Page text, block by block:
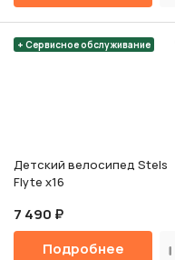
+ Сервисное обслуживание
Детский велосипед Stels
Flyte х16
7 490 ₽
Подробнее